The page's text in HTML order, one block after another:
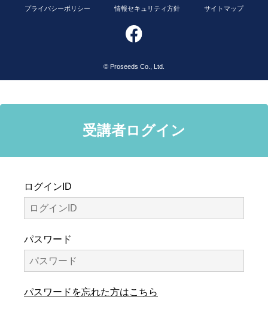
プライバシーポリシー 情報セキュリティ方針 サイトマップ
© Proseeds Co., Ltd.
受講者ログイン
ログインID
パスワード
パスワードを忘れた方はこちら